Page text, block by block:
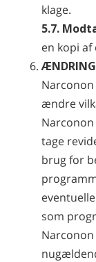
klage.
5.7.
en kopi
ændre
tage
brug for
som